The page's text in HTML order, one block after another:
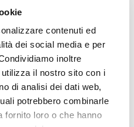
contenuti ed
dei social media e per
inoltre
il nostro sito con i
di analisi dei dati web,
potrebbero combinarle
fornito loro o che hanno
e Tacchino è un
alle esigenze dei
sua formula gluten
ricca di materie